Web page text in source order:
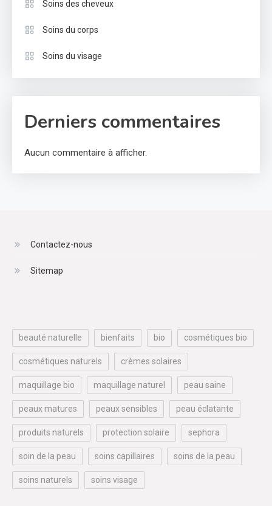
Soins des cheveux
Soins du corps
Soins du visage
Derniers commentaires
Aucun commentaire à afficher.
Contactez-nous
Sitemap
beauté naturelle bienfaits bio cosmétiques bio
cosmétiques naturels crèmes solaires
maquillage bio maquillage naturel peau saine
peaux matures peaux sensibles peau éclatante
produits naturels protection solaire sephora
soin de la peau soins capillaires soins de la peau
soins naturels soins visage